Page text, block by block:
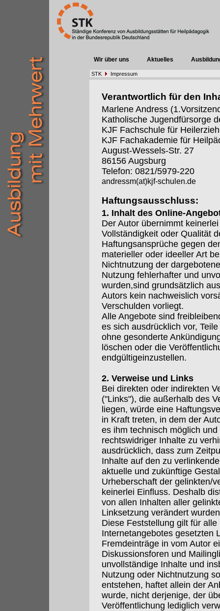
Wir über uns Aktuelles
STK Impressum
Verantwortlich für den
Marlene Andress
Katholische Jugendfürsorge
KJF Fachschule für
KJF Fachakademie für
August-Wessels-Str. 27
86156 Augsburg
Telefon: 0821/5979-220
andressm(at)kjf-schulen.de
Haftungsausschluss:
1. Inhalt des Online-
Der Autor übernimmt
Vollständigkeit oder Qualität
Haftungsansprüche gegen
materieller oder ideeller Art
Nichtnutzung der
Nutzung fehlerhafter und
wurden,sind grundsätzlich
Autors kein nachweislich
Verschulden vorliegt.
Alle Angebote sind
es sich ausdrücklich vor,
ohne gesonderte
löschen oder die
endgültigeinzustellen.
2. Verweise und Links
Bei direkten oder indirekten
("Links"), die außerhalb des
liegen, würde eine
in Kraft treten, in dem der
es ihm technisch möglich
rechtswidriger Inhalte zu
ausdrücklich, dass zum
Inhalte auf den zu
aktuelle und zukünftige
Urheberschaft der gelinkten/
keinerlei Einfluss. Deshalb
von allen Inhalten aller
Linksetzung verändert
Diese Feststellung gilt für
Internetangebotes gesetzten
Fremdeinträge in vom Autor
Diskussionsforen und
unvollständige Inhalte und
Nutzung oder Nichtnutzung
entstehen, haftet allein der
wurde, nicht derjenige, der
Veröffentlichung lediglich